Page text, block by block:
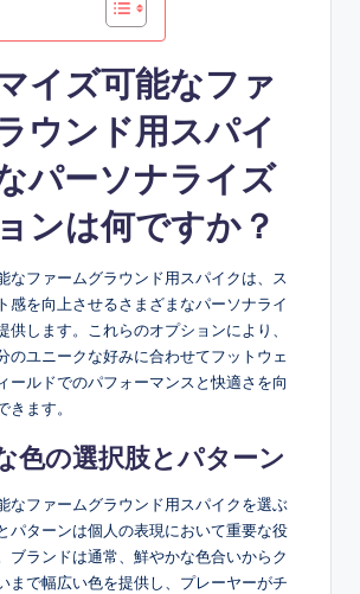
イズ可能なファ
ウンド用スパイ
パーソナライズ
ンは何ですか？
なファームグラウンド用スパイクは、ス
感を向上させるさまざまなパーソナライ
供します。これらのオプションにより、
のユニークな好みに合わせてフットウェ
ールドでのパフォーマンスと快適さを向
きます。
色の選択肢とパターン
なファームグラウンド用スパイクを選ぶ
パターンは個人の表現において重要な役
ブランドは通常、鮮やかな色合いからク
まで幅広い色を提供し、プレーヤーがチ